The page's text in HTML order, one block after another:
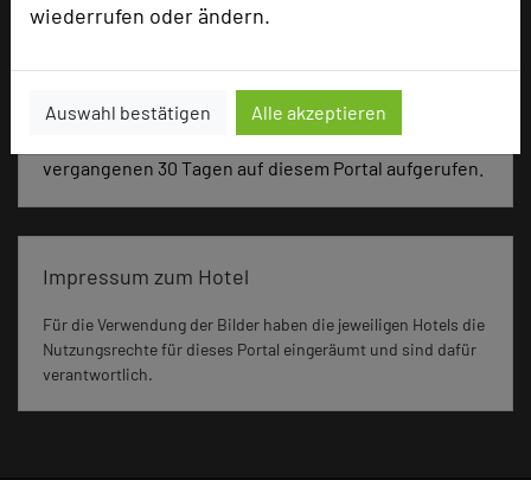
wiederrufen oder ändern.
Auswahl bestätigen Alle akzeptieren
1234 Seiten dieses Hotels wurden in den
vergangenen 30 Tagen auf diesem Portal aufgerufen.
Impressum zum Hotel
Für die Verwendung der Bilder haben die jeweiligen Hotels die
Nutzungsrechte für dieses Portal eingeräumt und sind dafür
verantwortlich.